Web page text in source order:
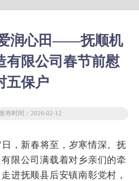
润心田——抚顺机
有限公司春节前慰
五保户
发布时间：2026-02-12
日，新春将至，岁寒情深。抚
限公司满载着对乡亲们的牵
进抚顺县后安镇南彰党村，